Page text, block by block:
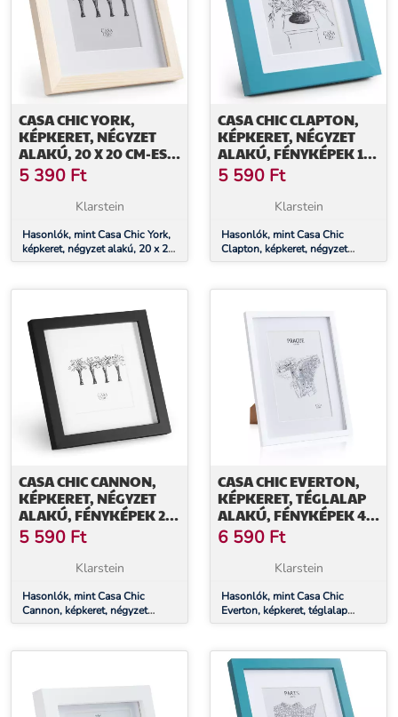
CASA CHIC YORK,
KÉPKERET, NÉGYZET
ALAKÚ, 20 X 20 CM-ES
FÉNYKÉPEK,
PASZPARTU, ÜVEG
5 390 Ft
Klarstein
Hasonlók, mint Casa Chic York,
képkeret, négyzet alakú, 20 x 20
cm-es fényképek, paszpartu,
CASA CHIC CLAPTON,
KÉPKERET, NÉGYZET
ALAKÚ, FÉNYKÉPEK 15
X 15 CM, PASZPARTU,
ÜVEG
5 590 Ft
Klarstein
Hasonlók, mint Casa Chic
Clapton, képkeret, négyzet
alakú, fényképek 15 x 15 cm,
CASA CHIC CANNON,
KÉPKERET, NÉGYZET
ALAKÚ, FÉNYKÉPEK 20
X 20 CM, PASZPARTU,
VALÓDI FA
5 590 Ft
Klarstein
Hasonlók, mint Casa Chic
Cannon, képkeret, négyzet
alakú, fényképek 20 x 20 cm,
CASA CHIC EVERTON,
KÉPKERET, TÉGLALAP
ALAKÚ, FÉNYKÉPEK 40
X 30 CM, PASZPARTU,
ÜVEG
6 590 Ft
Klarstein
Hasonlók, mint Casa Chic
Everton, képkeret, téglalap
alakú, fényképek 40 x 30 cm,